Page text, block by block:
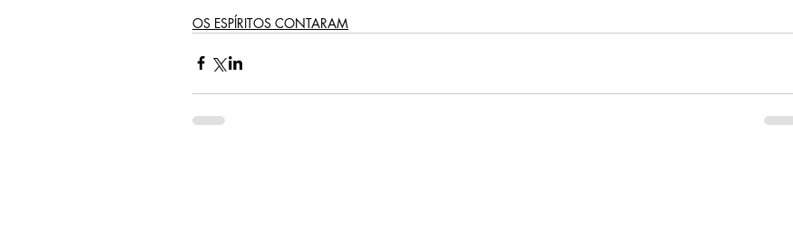
OS ESPÍRITOS CONTARAM